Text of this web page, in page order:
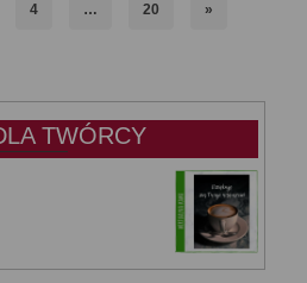
4 … 20 »
TWÓRCY